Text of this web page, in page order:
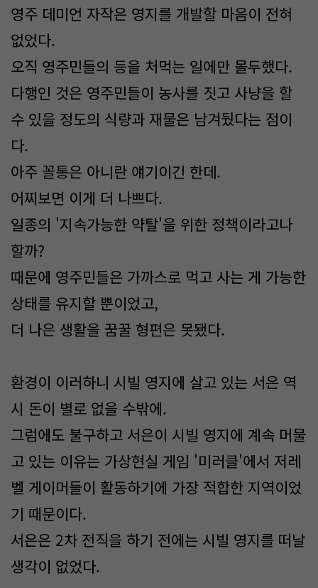
영주 데미언 자작은 영지를 개발할 마음이 전혀
없었다.
오직 영주민들의 등을 처먹는 일에만 몰두했다.
다행인 것은 영주민들이 농사를 짓고 사냥을 할
수 있을 정도의 식량과 재물은 남겨뒀다는 점이
다.
아주 꼴통은 아니란 얘기이긴 한데.
어찌보면 이게 더 나쁘다.
일종의 '지속가능한 약탈'을 위한 정책이라고나
할까?
때문에 영주민들은 가까스로 먹고 사는 게 가능한
상태를 유지할 뿐이었고,
더 나은 생활을 꿈꿀 형편은 못됐다.
환경이 이러하니 시빌 영지에 살고 있는 서은 역
시 돈이 별로 없을 수밖에.
그럼에도 불구하고 서은이 시빌 영지에 계속 머물
고 있는 이유는 가상현실 게임 '미러클'에서 저레
벨 게이머들이 활동하기에 가장 적합한 지역이었
기 때문이다.
서은은 2차 전직을 하기 전에는 시빌 영지를 떠날
생각이 없었다.